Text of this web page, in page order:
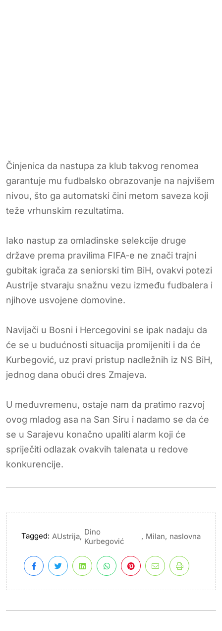
Činjenica da nastupa za klub takvog renomea
garantuje mu fudbalsko obrazovanje na najvišem
nivou, što ga automatski čini metom saveza koji
teže vrhunskim rezultatima.
Iako nastup za omladinske selekcije druge
države prema pravilima FIFA-e ne znači trajni
gubitak igrača za seniorski tim BiH, ovakvi potezi
Austrije stvaraju snažnu vezu između fudbalera i
njihove usvojene domovine.
Navijači u Bosni i Hercegovini se ipak nadaju da
će se u budućnosti situacija promijeniti i da će
Kurbegović, uz pravi pristup nadležnih iz NS BiH,
jednog dana obući dres Zmajeva.
U međuvremenu, ostaje nam da pratimo razvoj
ovog mladog asa na San Siru i nadamo se da će
se u Sarajevu konačno upaliti alarm koji će
spriječiti odlazak ovakvih talenata u redove
konkurencije.
Tagged: AUstrija, Dino
Kurbegović
, Milan, naslovna